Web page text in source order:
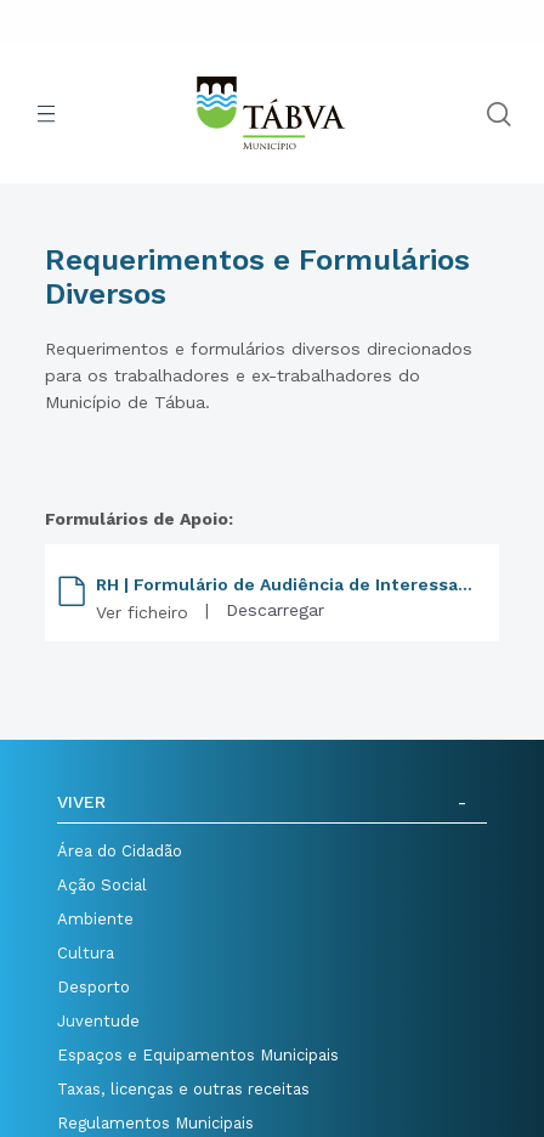
Requerimentos e Formulários
Diversos
Requerimentos e formulários diversos direcionados
para os trabalhadores e ex-trabalhadores do
Município de Tábua.
Formulários de Apoio:
RH | Formulário de Audiência de Interessados
Ver ficheiro
| Descarregar
VIVER
Área do Cidadão
Ação Social
Ambiente
Cultura
Desporto
Juventude
Espaços e Equipamentos Municipais
Taxas, licenças e outras receitas
Regulamentos Municipais